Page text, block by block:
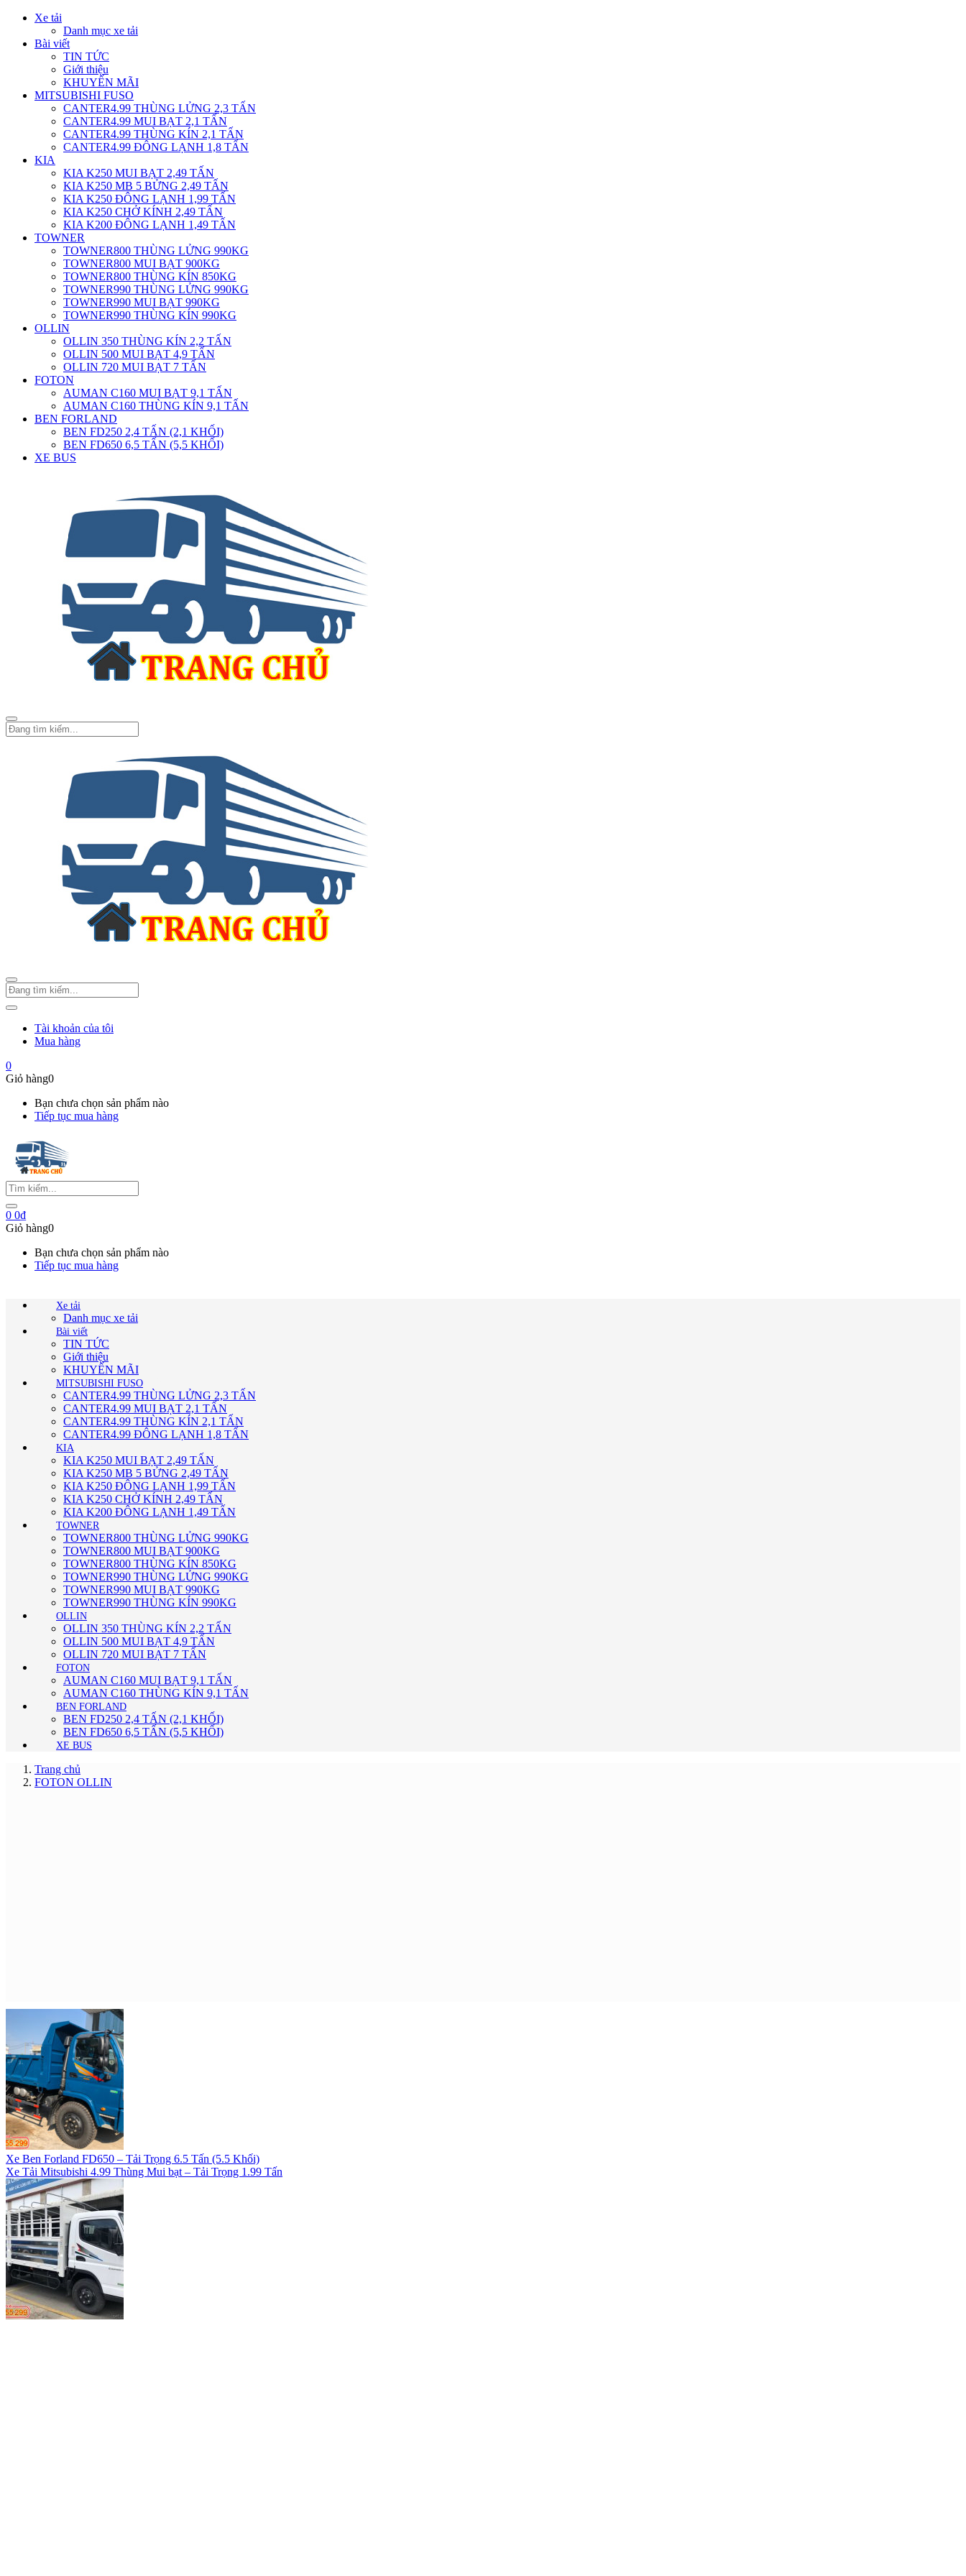
Xe tải
Danh mục xe tải
Bài viết
TIN TỨC
Giới thiệu
KHUYẾN MÃI
MITSUBISHI FUSO
CANTER4.99 THÙNG LỬNG 2,3 TẤN
CANTER4.99 MUI BẠT 2,1 TẤN
CANTER4.99 THÙNG KÍN 2,1 TẤN
CANTER4.99 ĐÔNG LẠNH 1,8 TẤN
KIA
KIA K250 MUI BẠT 2,49 TẤN
KIA K250 MB 5 BỬNG 2,49 TẤN
KIA K250 ĐÔNG LẠNH 1,99 TẤN
KIA K250 CHỞ KÍNH 2,49 TẤN
KIA K200 ĐÔNG LẠNH 1,49 TẤN
TOWNER
TOWNER800 THÙNG LỬNG 990KG
TOWNER800 MUI BẠT 900KG
TOWNER800 THÙNG KÍN 850KG
TOWNER990 THÙNG LỬNG 990KG
TOWNER990 MUI BẠT 990KG
TOWNER990 THÙNG KÍN 990KG
OLLIN
OLLIN 350 THÙNG KÍN 2,2 TẤN
OLLIN 500 MUI BẠT 4,9 TẤN
OLLIN 720 MUI BẠT 7 TẤN
FOTON
AUMAN C160 MUI BẠT 9,1 TẤN
AUMAN C160 THÙNG KÍN 9,1 TẤN
BEN FORLAND
BEN FD250 2,4 TẤN (2,1 KHỐI)
BEN FD650 6,5 TẤN (5,5 KHỐI)
XE BUS
Tài khoản của tôi
Mua hàng
0
Giỏ hàng0
Bạn chưa chọn sản phẩm nào
Tiếp tục mua hàng
0 0₫
Giỏ hàng0
Bạn chưa chọn sản phẩm nào
Tiếp tục mua hàng
Xe tải
Danh mục xe tải
Bài viết
TIN TỨC
Giới thiệu
KHUYẾN MÃI
MITSUBISHI FUSO
CANTER4.99 THÙNG LỬNG 2,3 TẤN
CANTER4.99 MUI BẠT 2,1 TẤN
CANTER4.99 THÙNG KÍN 2,1 TẤN
CANTER4.99 ĐÔNG LẠNH 1,8 TẤN
KIA
KIA K250 MUI BẠT 2,49 TẤN
KIA K250 MB 5 BỬNG 2,49 TẤN
KIA K250 ĐÔNG LẠNH 1,99 TẤN
KIA K250 CHỞ KÍNH 2,49 TẤN
KIA K200 ĐÔNG LẠNH 1,49 TẤN
TOWNER
TOWNER800 THÙNG LỬNG 990KG
TOWNER800 MUI BẠT 900KG
TOWNER800 THÙNG KÍN 850KG
TOWNER990 THÙNG LỬNG 990KG
TOWNER990 MUI BẠT 990KG
TOWNER990 THÙNG KÍN 990KG
OLLIN
OLLIN 350 THÙNG KÍN 2,2 TẤN
OLLIN 500 MUI BẠT 4,9 TẤN
OLLIN 720 MUI BẠT 7 TẤN
FOTON
AUMAN C160 MUI BẠT 9,1 TẤN
AUMAN C160 THÙNG KÍN 9,1 TẤN
BEN FORLAND
BEN FD250 2,4 TẤN (2,1 KHỐI)
BEN FD650 6,5 TẤN (5,5 KHỐI)
XE BUS
Trang chủ
FOTON OLLIN
Xe Ben Forland FD650 – Tải Trọng 6.5 Tấn (5.5 Khối)
Xe Tải Mitsubishi 4.99 Thùng Mui bạt – Tải Trọng 1.99 Tấn